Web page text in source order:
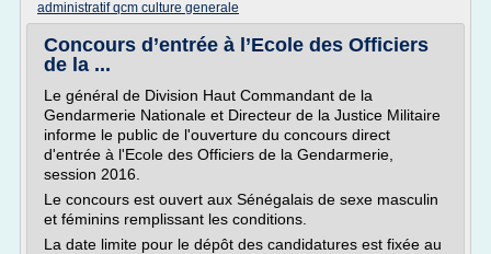
administratif qcm culture generale
Concours d’entrée à l’Ecole des Officiers
de la ...
Le général de Division Haut Commandant de la
Gendarmerie Nationale et Directeur de la Justice Militaire
informe le public de l'ouverture du concours direct
d'entrée à l'Ecole des Officiers de la Gendarmerie,
session 2016.
Le concours est ouvert aux Sénégalais de sexe masculin
et féminins remplissant les conditions.
La date limite pour le dépôt des candidatures est fixée au